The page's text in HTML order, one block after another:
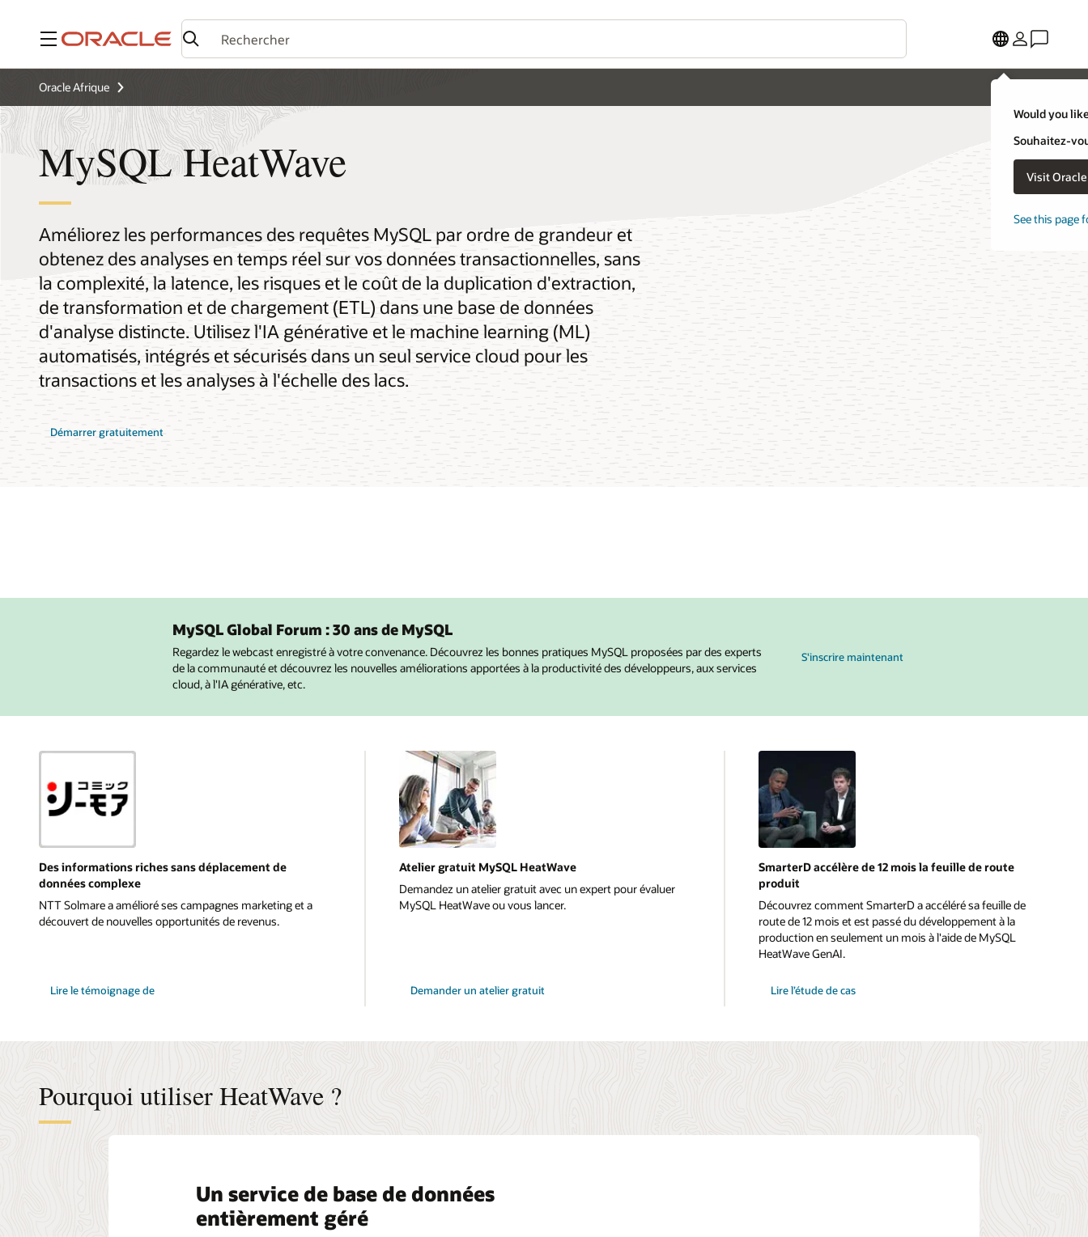
Menu
Would you
Souhaitez-
Visit
See this page
Oracle Afrique
MySQL HeatWave
Améliorez les performances des requêtes MySQL par ordre de grandeur et
obtenez des analyses en temps réel sur vos données transactionnelles, sans
la complexité, la latence, les risques et le coût de la duplication d'extraction,
de transformation et de chargement (ETL) dans une base de données
d'analyse distincte. Utilisez l'IA générative et le machine learning (ML)
automatisés, intégrés et sécurisés dans un seul service cloud pour les
transactions et les analyses à l'échelle des lacs.
Démarrer gratuitement
MySQL Global Forum : 30 ans de MySQL
Regardez le webcast enregistré à votre convenance. Découvrez les bonnes pratiques MySQL proposées par des experts
de la communauté et découvrez les nouvelles améliorations apportées à la productivité des développeurs, aux services
cloud, à l'IA générative, etc.
S'inscrire maintenant
Des informations riches sans déplacement de
données complexe
NTT Solmare a amélioré ses campagnes marketing et a
découvert de nouvelles opportunités de revenus.
Lire le témoignage de
Solmare
Atelier gratuit MySQL HeatWave
Demandez un atelier gratuit avec un expert pour évaluer
MySQL HeatWave ou vous lancer.
Demander un atelier gratuit
SmarterD accélère de 12 mois la feuille de route
produit
Découvrez comment SmarterD a accéléré sa feuille de
route de 12 mois et est passé du développement à la
production en seulement un mois à l'aide de MySQL
HeatWave GenAI.
Lire l’étude de cas
Pourquoi utiliser HeatWave ?
Un service de base de données
entièrement géré